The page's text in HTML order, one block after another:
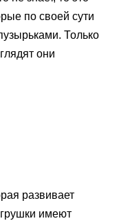
по своей сути
Только
они
развивает
имеют